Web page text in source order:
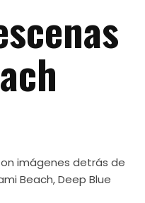
imágenes detrás de
Beach, Deep Blue